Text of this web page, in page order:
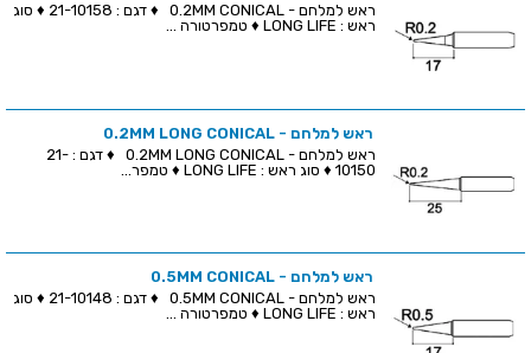
ראש למלחם - 0.2MM CONICAL ♦ דגם : 21-10158 ♦ סוג
ראש : LONG LIFE ♦ טמפרטורה ...
ראש למלחם - 0.2MM LONG CONICAL
ראש למלחם - 0.2MM LONG CONICAL ♦ דגם : 21-
10150 ♦ סוג ראש : LONG LIFE ♦ טמפר...
ראש למלחם - 0.5MM CONICAL
ראש למלחם - 0.5MM CONICAL ♦ דגם : 21-10148 ♦ סוג
ראש : LONG LIFE ♦ טמפרטורה ...